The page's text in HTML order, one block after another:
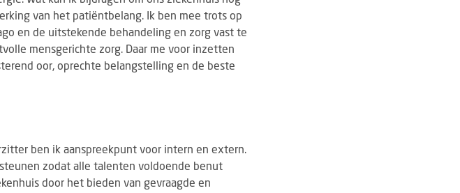
van het patiëntbelang. Ik ben mee trots op
en de uitstekende behandeling en zorg vast te
mensgerichte zorg. Daar me voor inzetten
oor, oprechte belangstelling en de beste
ben ik aanspreekpunt voor intern en extern.
zodat alle talenten voldoende benut
door het bieden van gevraagde en